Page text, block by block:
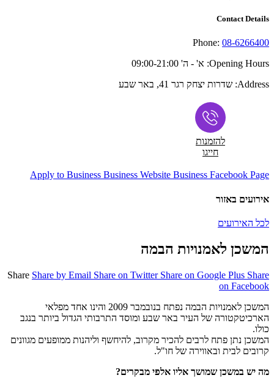
Contact Details
Phone: 08-6266400
Opening Hours: א' - ה' 09:00-21:00
Address: שדרות יצחק רגר 41, באר שבע
להזמנות
חייגו
Apply to Business Business Website Business Facebook Page
אירועים באזור
לכל האירועים
המשכן לאמנויות הבמה
Share Share by Email Share on Twitter Share on Google Plus Share
on Facebook
המשכן לאמנויות הבמה נפתח בנובמבר 2009 והינו אחד מפלאי
הארכיטקטורה של העיר באר שבע ומוסד התרבותי הגדול ביותר בנגב
כולו.
המשכן נתן פתח לרבים להכיר מקרוב, להיחשף וליהנות ממופעים מגוונים
קרובים לבית ובאווירה של חו"ל.
מה יש במשכן שמושך אליו אלפי מבקרים?